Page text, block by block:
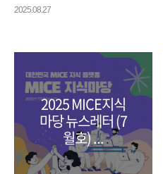
2025.08.27
2025 MICE지식
마당 뉴스레터 (7
월호) ...